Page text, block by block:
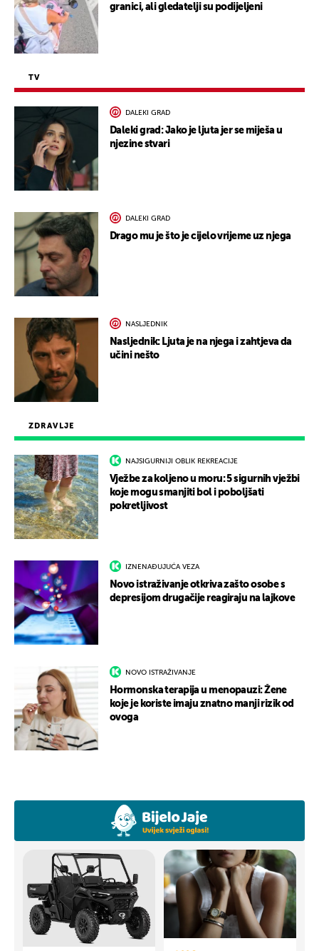
ZDRAVLJE
NAJSIGURNIJI OBLIK REKREACIJE
Vježbe za koljeno u moru: 5 sigurnih vježbi
koje mogu smanjiti bol i poboljšati
pokretljivost
IZNENAĐUJUĆA VEZA
Novo istraživanje otkriva zašto osobe s
depresijom drugačije reagiraju na lajkove
NOVO ISTRAŽIVANJE
Hormonska terapija u menopauzi: Žene
koje je koriste imaju znatno manji rizik od
ovoga
granici, ali gledatelji su podijeljeni
TV
DALEKI GRAD
Daleki grad: Jako je ljuta jer se miješa u
njezine stvari
DALEKI GRAD
Drago mu je što je cijelo vrijeme uz njega
NASLJEDNIK
Nasljednik: Ljuta je na njega i zahtjeva da
učini nešto